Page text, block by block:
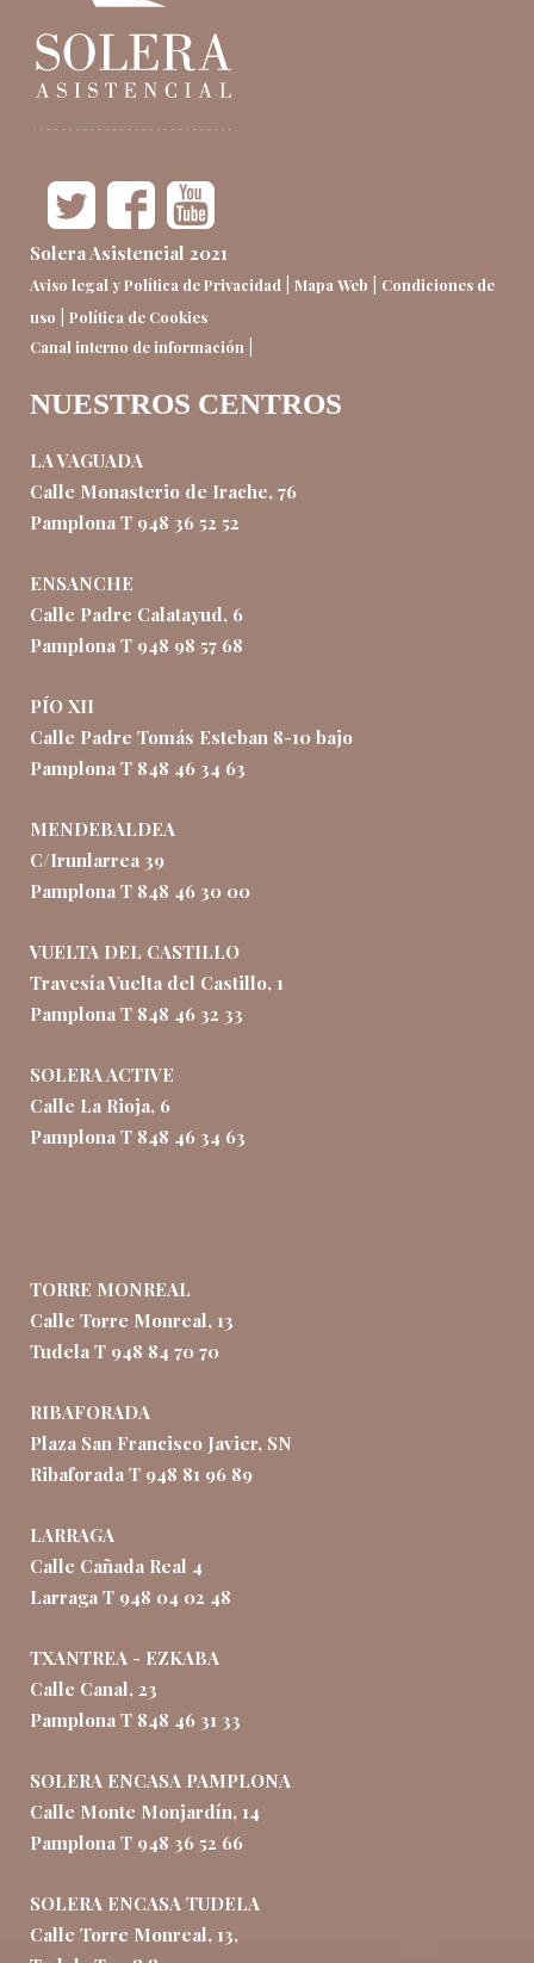
Solera Asistencial 2021
Aviso legal y Política de Privacidad Mapa Web
Condiciones de
uso
Política de Cookies
Canal interno de información
NUESTROS CENTROS
LA VAGUADA
Calle Monasterio de Irache, 76
Pamplona T 948 36 52 52
ENSANCHE
Calle Padre Calatayud, 6
Pamplona T 948 98 57 68
PÍO XII
Calle Padre Tomás Esteban 8-10 bajo
Pamplona T 848 46 34 63
MENDEBALDEA
C/Irunlarrea 39
Pamplona T 848 46 30 00
VUELTA DEL CASTILLO
Travesía Vuelta del Castillo, 1
Pamplona T 848 46 32 33
SOLERA ACTIVE
Calle La Rioja, 6
Pamplona T 848 46 34 63
TORRE MONREAL
Calle Torre Monreal, 13
Tudela T 948 84 70 70
RIBAFORADA
Plaza San Francisco Javier, SN
Ribaforada T 948 81 96 89
LARRAGA
Calle Cañada Real 4
Larraga T 948 04 02 48
TXANTREA - EZKABA
Calle Canal, 23
Pamplona T 848 46 31 33
SOLERA ENCASA PAMPLONA
Calle Monte Monjardín, 14
Pamplona T 948 36 52 66
SOLERA ENCASA TUDELA
Calle Torre Monreal, 13,